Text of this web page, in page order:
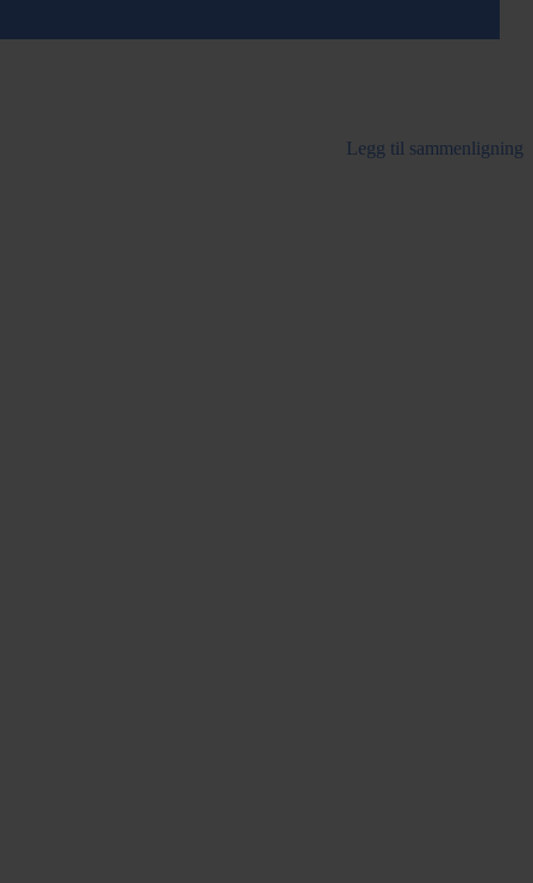
Legg til sammenligning